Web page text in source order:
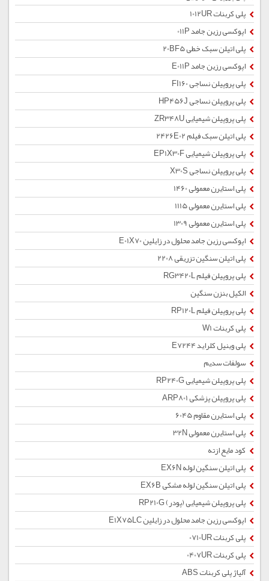
پلی کربنات 1012UR
اپوکسی رزین جامد 011P
پلی اتیلن سبک خطی 20BF5
اپوکسی رزین جامد E011P
پلی پروپیلن نساجی FI160
پلی پروپیلن نساجی HP456J
پلی پروپیلن شیمیایی ZR348U
پلی اتیلن سبک فیلم 2426E02
پلی پروپیلن شیمیایی EP1X30F
پلی پروپیلن نساجی X30S
پلی استایرن معمولی 1460
پلی استایرن معمولی 1115
پلی استایرن معمولی 1309
اپوکسی رزین جامد محلول در زایلین E01X70
پلی اتیلن سنگین تزریقی 2208
پلی پروپیلن فیلم RG3420L
الکیل بنزن سنگین
پلی پروپیلن فیلم RP120L
پلی کربنات W1
پلی وینیل کلراید E7244
سولفات سدیم
پلی پروپیلن شیمیایی RP240G
پلی پروپیلن پزشکی ARP801
پلی استایرن مقاوم 6045
پلی استایرن معمولی 32N
کود مایع ازته
پلی اتیلن سنگین لوله EX6N
پلی اتیلن سنگین لوله مشکی EX6B
پلی پروپیلن شیمیایی (پودر) RP210G
اپوکسی رزین جامد محلول در زایلین E1X75LC
پلی کربنات 0710UR
پلی کربنات 0407UR
آلیاژ پلی کربنات ABS